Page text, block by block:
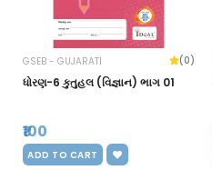
GSEB - GUJARATI (0)
ધોરણ-6 કુતુહલ (વિજ્ઞાન) ભાગ 01
₹100
ADD TO CART